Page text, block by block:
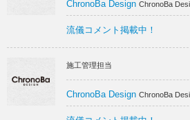
ころにそのお店があります。
お店のコンセプトは｢空中庭園｣。
回の最大のポイントです。
屋根部分には本物の植栽を置き、ファサー
わせた本物の木材を使用して、自然豊かな空
カウンターとベンチを配置し、お店の前を通
寄れるような店構えにしました。カウンター
ChronoBa Design ChronoBa
流儀コメント掲載中！
施工管理担当
ChronoBa Design ChronoBa